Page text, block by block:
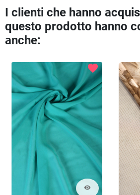
I clienti che hanno
questo prodotto hanno
anche:
visibility
favorite